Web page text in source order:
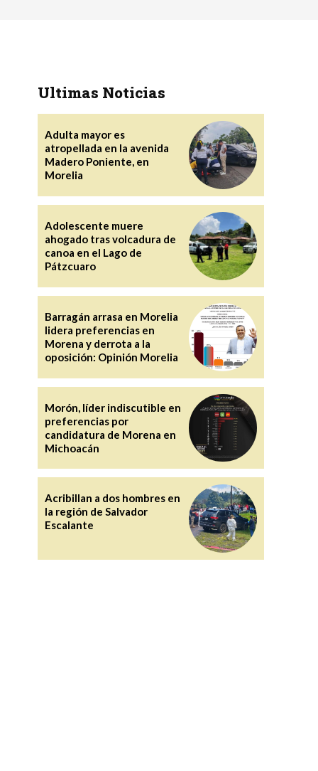
Ultimas Noticias
Adulta mayor es
atropellada en la avenida
Madero Poniente, en
Morelia
Adolescente muere
ahogado tras volcadura de
canoa en el Lago de
Pátzcuaro
Barragán arrasa en Morelia
lidera preferencias en
Morena y derrota a la
oposición: Opinión Morelia
Morón, líder indiscutible en
preferencias por
candidatura de Morena en
Michoacán
Acribillan a dos hombres en
la región de Salvador
Escalante